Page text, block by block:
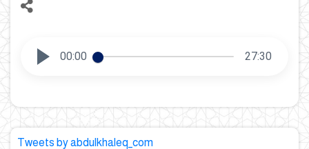
00:00 27:30
Tweets by abdulkhaleq_com